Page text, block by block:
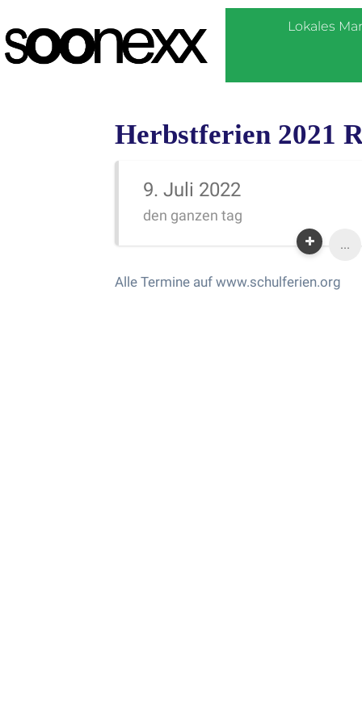
Lokales
Herbstferien 2021
9. Juli 2022
den ganzen tag
...
Alle Termine auf www.schulferien.org